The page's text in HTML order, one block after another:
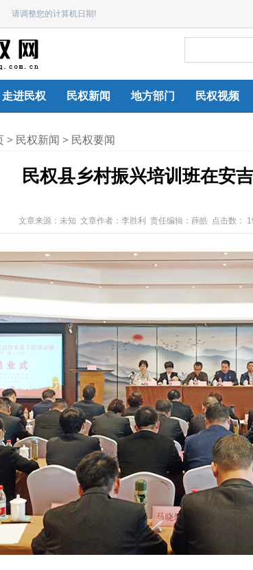
请调整您的计算机日期!
走进民权 民权新闻 地方部门 民权视频
> 民权新闻 > 民权要闻
民权县乡村振兴培训班在安
文章来源：未知 文章作者：李胜利 责任编辑：薛皓 点击数：